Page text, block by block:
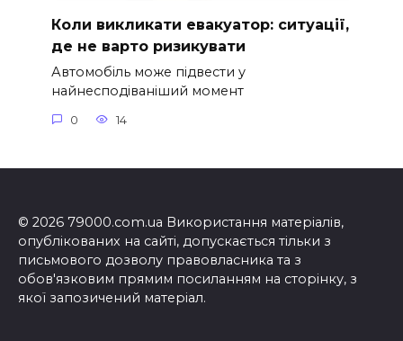
Коли викликати евакуатор: ситуації,
де не варто ризикувати
Автомобіль може підвести у
найнесподіваніший момент
0 14
© 2026 79000.com.ua Використання матеріалів,
опублікованих на сайті, допускається тільки з
письмового дозволу правовласника та з
обов'язковим прямим посиланням на сторінку, з
якої запозичений матеріал.